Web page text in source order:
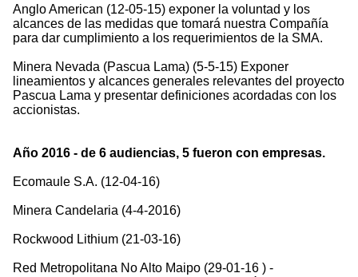
Anglo American (12-05-15) exponer la voluntad y los
alcances de las medidas que tomará nuestra Compañía
para dar cumplimiento a los requerimientos de la SMA.
Minera Nevada (Pascua Lama) (5-5-15) Exponer
lineamientos y alcances generales relevantes del proyecto
Pascua Lama y presentar definiciones acordadas con los
accionistas.
Año 2016 - de 6 audiencias, 5 fueron con empresas.
Ecomaule S.A. (12-04-16)
Minera Candelaria (4-4-2016)
Rockwood Lithium (21-03-16)
Red Metropolitana No Alto Maipo (29-01-16 ) -